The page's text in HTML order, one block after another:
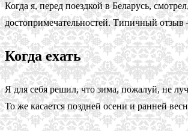
Когда я, перед поездкой в Беларусь,
достопримечательностей. Типичный
Когда ехать
Я для себя решил, что зима, пожалуй, не
То же касается поздней осени и ранней